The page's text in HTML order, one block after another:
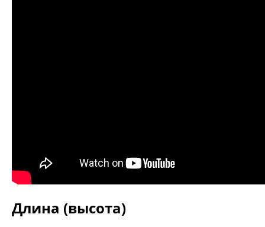
Длина (высота)